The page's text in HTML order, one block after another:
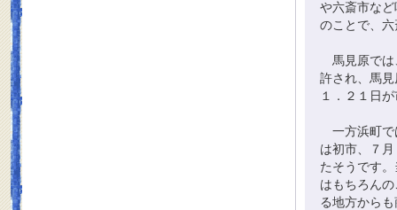
や六斎市な
のことで、
馬見原では
許され、馬
１．２１日
一方浜町で
は初市、７
たそうです
はもちろん
る地方から